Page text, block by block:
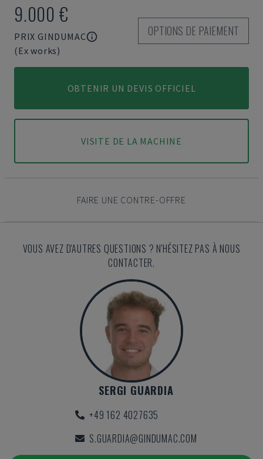
9.000 €
PRIX GINDUMAC
(Ex works)
OPTIONS DE PAIEMENT
OBTENIR UN DEVIS OFFICIEL
VISITE DE LA MACHINE
FAIRE UNE CONTRE-OFFRE
VOUS AVEZ D'AUTRES QUESTIONS ? N'HÉSITEZ PAS À NOUS
CONTACTER.
SERGI GUARDIA
+49 162 4027635
S.GUARDIA@GINDUMAC.COM